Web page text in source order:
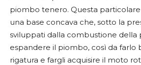
piombo tenero. Questa
una base concava che, sotto la
sviluppati dalla combustione della
espandere il piombo, così da farlo
rigatura e fargli acquisire il moto